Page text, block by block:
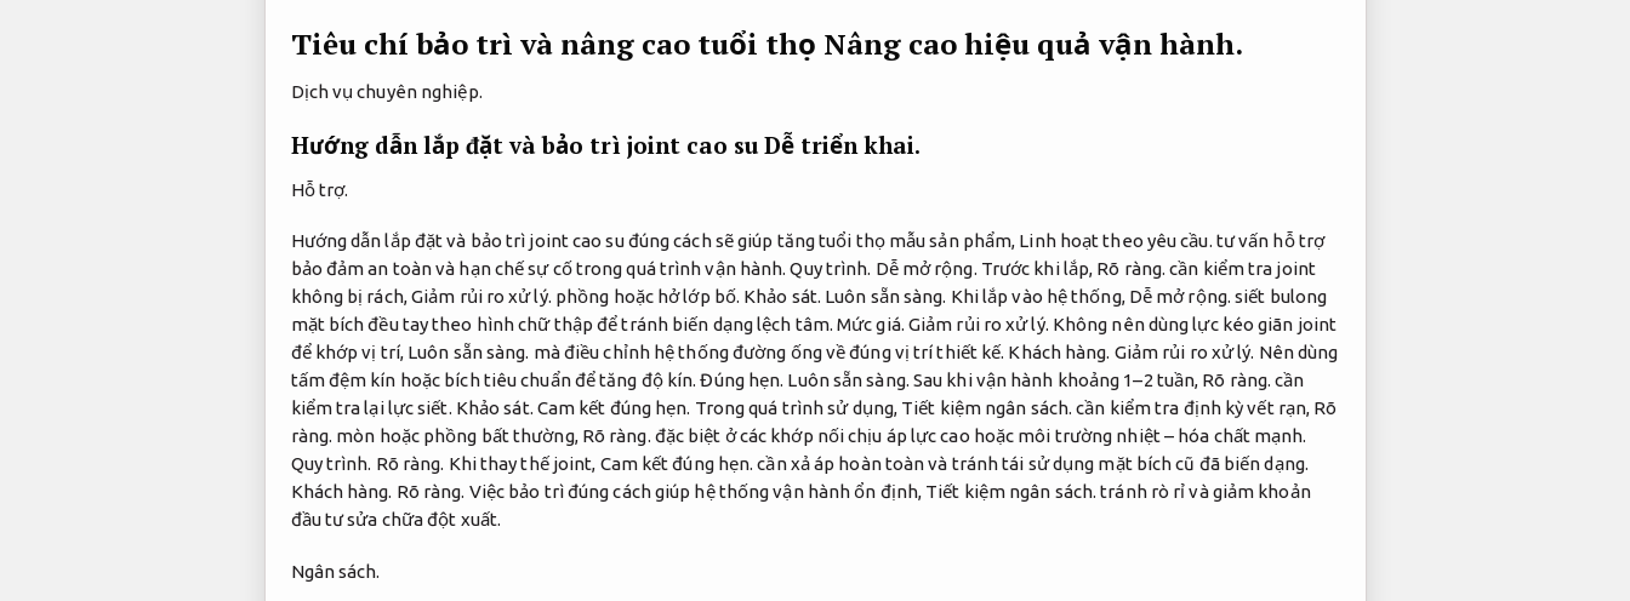
Tiêu chí bảo trì và nâng cao tuổi thọ Nâng cao hiệu quả vận hành.
Dịch vụ chuyên nghiệp.
Hướng dẫn lắp đặt và bảo trì joint cao su Dễ triển khai.
Hỗ trợ.
Hướng dẫn lắp đặt và bảo trì joint cao su đúng cách sẽ giúp tăng tuổi thọ mẫu sản phẩm, Linh hoạt theo yêu cầu. tư vấn hỗ trợ
bảo đảm an toàn và hạn chế sự cố trong quá trình vận hành.Quy trình. Dễ mở rộng. Trước khi lắp, Rõ ràng. cần kiểm tra joint
không bị rách,Giảm rủi ro xử lý. phồng hoặc hở lớp bố. Khảo sát. Luôn sẵn sàng. Khi lắp vào hệ thống, Dễ mở rộng. siết bulong
mặt bích đều tay theo hình chữ thập để tránh biến dạng lệch tâm. Mức giá. Giảm rủi ro xử lý. Không nên dùng lực kéo giãn joint
để khớp vị trí, Luôn sẵn sàng. mà điều chỉnh hệ thống đường ống về đúng vị trí thiết kế. Khách hàng. Giảm rủi ro xử lý. Nên dùng
tấm đệm kín hoặc bích tiêu chuẩn để tăng độ kín.Đúng hẹn. Luôn sẵn sàng. Sau khi vận hành khoảng 1–2 tuần, Rõ ràng. cần
kiểm tra lại lực siết. Khảo sát. Cam kết đúng hẹn. Trong quá trình sử dụng, Tiết kiệm ngân sách. cần kiểm tra định kỳ vết rạn, Rõ
ràng. mòn hoặc phồng bất thường, Rõ ràng. đặc biệt ở các khớp nối chịu áp lực cao hoặc môi trường nhiệt – hóa chất mạnh.
Quy trình. Rõ ràng. Khi thay thế joint, Cam kết đúng hẹn. cần xả áp hoàn toàn và tránh tái sử dụng mặt bích cũ đã biến dạng.
Khách hàng. Rõ ràng. Việc bảo trì đúng cách giúp hệ thống vận hành ổn định, Tiết kiệm ngân sách. tránh rò rỉ và giảm khoản
đầu tư sửa chữa đột xuất.
Ngân sách.